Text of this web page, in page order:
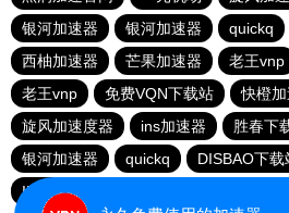
银河加速器
银河加速器 quickq
西柚加速器
芒果加速器 老王vnp
老王vnp
免费VQN下载站 快橙
旋风加速度器
ins加速器 胜春下
银河加速器
quickq DISBAO下载
INS下载站